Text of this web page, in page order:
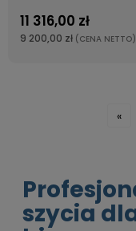
11 316,00 zł
9 200,00 zł (CENA NETTO)
«
szycia